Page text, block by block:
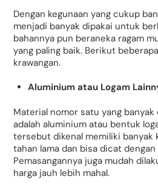
Dengan kegunaan yang cukup
menjadi banyak dipakai untuk
bahannya pun beraneka ragam
yang paling baik. Berikut
krawangan.
Aluminium atau Logam
Material nomor satu yang
adalah aluminium atau bentuk
tersebut dikenal memiliki banyak
tahan lama dan bisa dicat
Pemasangannya juga mudah
harga jauh lebih mahal.